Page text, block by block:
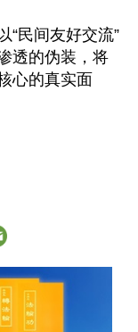
“民间友好交流”
透的伪装，将
心的真实面